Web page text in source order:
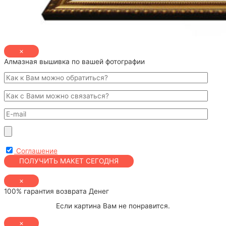
×
Алмазная вышивка по вашей фотографии
Соглашение
×
100% гарантия возврата Денег
Если картина Вам не понравится.
×